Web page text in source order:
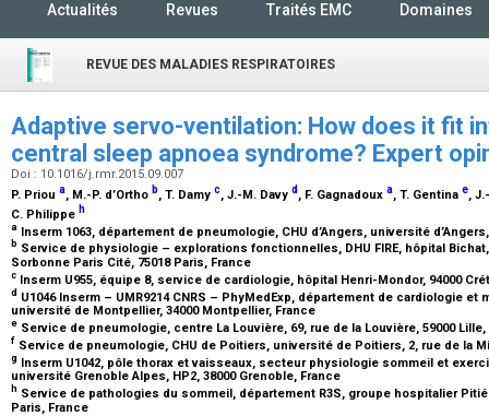
Actualités Revues Traités EMC Domaines
REVUE DES MALADIES RESPIRATOIRES
Adaptive servo-ventilation: How does it fit
central sleep apnoea syndrome? Expert
Doi : 10.1016/j.rmr.2015.09.007
P. Priou a, M.-P. d’Ortho b, T. Damy c, J.-M. Davy d , F. Gagnadoux a, T. Gentina e,
C. Philippe h
a Inserm 1063, département de pneumologie, CHU d’Angers, université
b Service de physiologie – explorations fonctionnelles, DHU FIRE, hôpital
Sorbonne Paris Cité, 75018 Paris, France
c Inserm U955, équipe 8, service de cardiologie, hôpital Henri-Mondor, 94000
d U1046 Inserm – UMR9214 CNRS – PhyMedExp, département de cardiologie
université de Montpellier, 34000 Montpellier, France
e Service de pneumologie, centre La Louvière, 69, rue de la Louvière, 59000
f Service de pneumologie, CHU de Poitiers, université de Poitiers, 2, rue de la
g Inserm U1042, pôle thorax et vaisseaux, secteur physiologie sommeil et
université Grenoble Alpes, HP2, 38000 Grenoble, France
h Service de pathologies du sommeil, département R3S, groupe hospitalier
Paris, France